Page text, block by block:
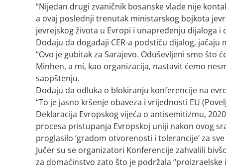
“Nijedan drugi zvaničnik bosanske vlade nije
a ovaj poslednji trenutak ministarskog bojkota
jevrejskog života u Evropi i unapređenju dijaloga
Dodaju da događaji CER-a podstiču dijalog,
“Ovo je gubitak za Sarajevo. Oduševljeni smo što
Minhen, a mi, kao organizacija, nastavit ćemo
saopštenju.
Dodaju da odluka o blokiranju konferencije na
“To je jasno kršenje obaveza i vrijednosti EU
Deklaracija Evropskog vijeća o antisemitizmu,
procesa pristupanja Evropskoj uniji nakon ovog
proglasilo ‘gradom otvorenosti i tolerancije’ za
Jučer su se organizatori Konferencije zahvalili
za domaćinstvo zato što je podržala